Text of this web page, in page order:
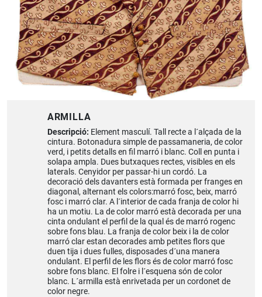
ARMILLA
Descripció: Element masculí. Tall recte a l´alçada de la
cintura. Botonadura simple de passamaneria, de color
verd, i petits detalls en fil marró i blanc. Coll en punta i
solapa ampla. Dues butxaques rectes, visibles en els
laterals. Cenyidor per passar-hi un cordó. La
decoració dels davanters està formada per franges en
diagonal, alternant els colors:marró fosc, beix, marró
fosc i marró clar. A l´interior de cada franja de color hi
ha un motiu. La de color marró està decorada per una
cinta ondulant el perfil de la qual és de marró rogenc
sobre fons blau. La franja de color beix i la de color
marró clar estan decorades amb petites flors que
duen tija i dues fulles, disposades d´una manera
ondulant. El perfil de les flors és de color marró fosc
sobre fons blanc. El folre i l´esquena són de color
blanc. L´armilla està enrivetada per un cordonet de
color negre.